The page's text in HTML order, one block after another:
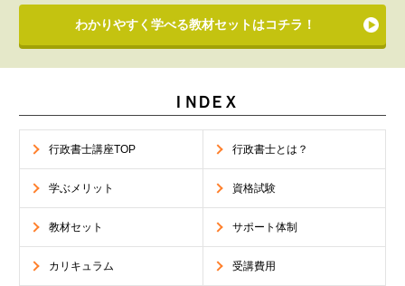
わかりやすく学べる教材セットはコチラ！
ＩＮＤＥＸ
行政書士講座TOP 行政書士とは？
学ぶメリット 資格試験
教材セット サポート体制
カリキュラム 受講費用